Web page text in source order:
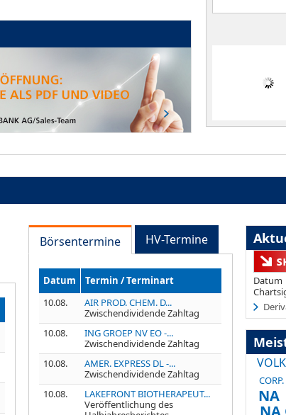
Börsentermine HV-Termine
Datum
Termin / Terminart
10.08.
AIR PROD. CHEM. D...
Zwischendividende Zahltag
10.08.
ING GROEP NV EO -...
Zwischendividende Zahltag
10.08.
AMER. EXPRESS DL -...
Zwischendividende Zahltag
10.08.
LAKEFRONT BIOTHERAPEUT...
Veröffentlichung des
Datum
NA
NA